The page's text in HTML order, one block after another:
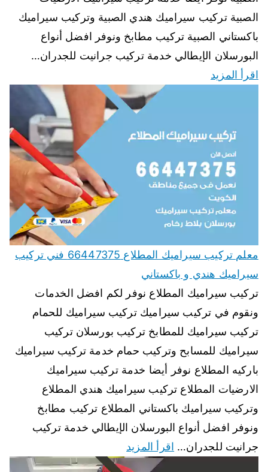
الصبية تركيب سيراميك هندي الصبية وتركيب سيراميك
باكستاني الصبية تركيب مطابخ ونوفر افضل أنواع
البورسلان الإيطالي خدمة تركيب جرانيت للجدران…
اقرأ المزيد
معلم تركيب سيراميك المطلاع 66447375 فني تركيب
سيراميك هندي و باكستاني
تركيب سيراميك المطلاع نوفر لكم افضل الخدمات
ونقوم في تركيب سيراميك تركيب سيراميك للحمام
تركيب سيراميك للمطابخ تركيب بورسلان تركيب
سيراميك للمسابح وتركيب حمام خدمة تركيب سيراميك
باركيه المطلاع نوفر أيضا خدمة تركيب سيراميك
الارضيات المطلاع تركيب سيراميك هندي المطلاع
وتركيب سيراميك باكستاني المطلاع تركيب مطابخ
ونوفر افضل أنواع البورسلان الإيطالي خدمة تركيب
جرانيت للجدران… اقرأ المزيد